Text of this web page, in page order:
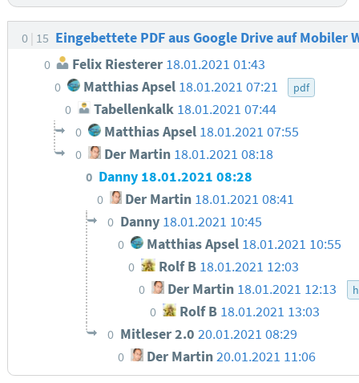
0 15 Eingebettete PDF aus Google Drive auf Mobiler
0 Felix Riesterer 18.01.2021 01:43
0 Matthias Apsel 18.01.2021 07:21 pdf
0 Tabellenkalk 18.01.2021 07:44
0 Matthias Apsel 18.01.2021 07:55
0 Der Martin 18.01.2021 08:18
0 Danny 18.01.2021 08:28
0 Der Martin 18.01.2021 08:41
0 Danny 18.01.2021 10:45
0 Matthias Apsel 18.01.2021 10:55
0 Rolf B 18.01.2021 12:03
0 Der Martin 18.01.2021 12:13
0 Rolf B 18.01.2021 13:03
0 Mitleser 2.0 20.01.2021 08:29
0 Der Martin20.01.2021 11:06